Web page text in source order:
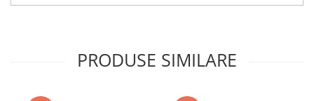
Valve si Automatizari
Tub quartz
PRODUSE SIMILARE